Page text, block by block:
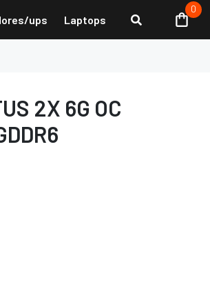
ups Laptops
0
2X 6G OC